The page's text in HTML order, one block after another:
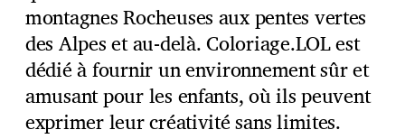
montagnes Rocheuses aux pentes vertes
des Alpes et au-delà. Coloriage.LOL est
dédié à fournir un environnement sûr et
amusant pour les enfants, où ils peuvent
exprimer leur créativité sans limites.